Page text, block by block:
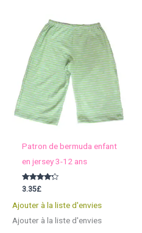
Patron de bermuda enfant
en jersey 3-12 ans
Note
4.00
3.35£
Ajouter à la liste d'envies
Ajouter à la liste d'envies